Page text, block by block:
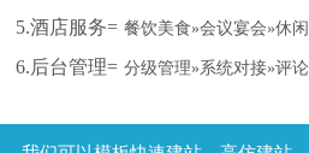
5.酒店服务= 餐饮美食»会议宴会»休
6.后台管理= 分级管理»系统对接»评